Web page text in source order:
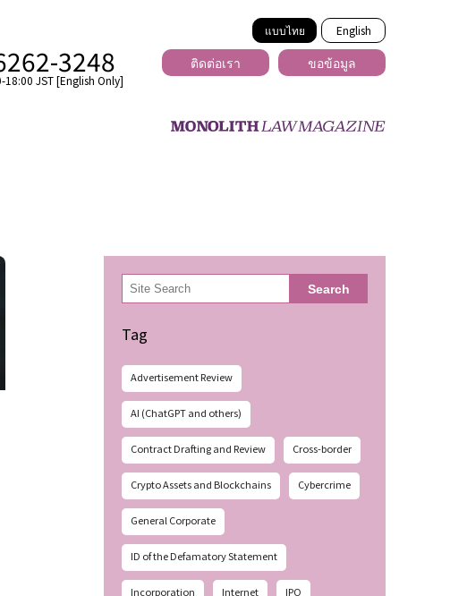
แบบไทย English
3248
JST [English Only]
ติดต่อเรา ขอข้อมูล
ง
検
索 Search
Tag
Advertisement Review
AI (ChatGPT and others)
Contract Drafting and Review Cross-border
Crypto Assets and Blockchains Cybercrime
General Corporate
ID of the Defamatory Statement
Incorporation Internet IPO